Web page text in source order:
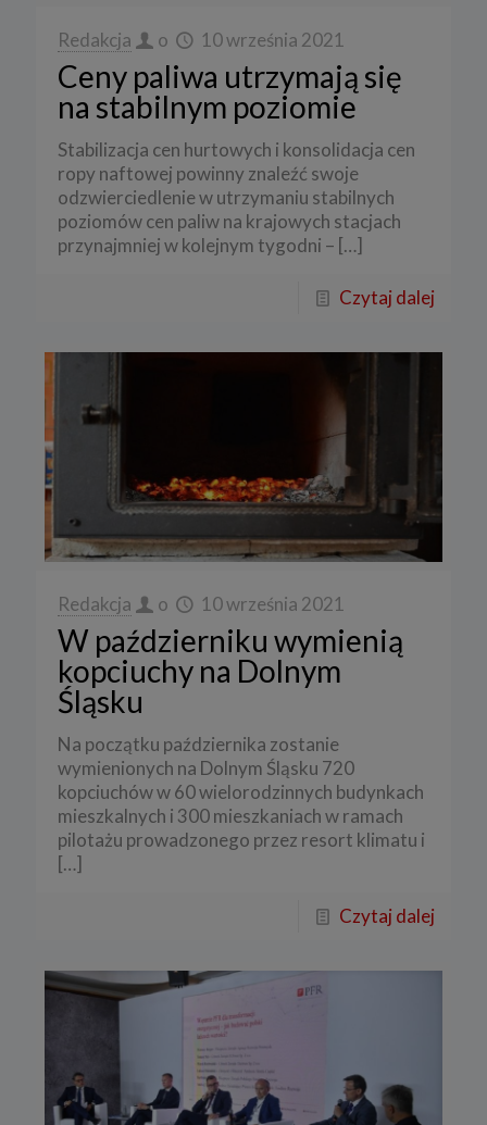
Redakcja o 10 września 2021
Ceny paliwa utrzymają się
na stabilnym poziomie
Stabilizacja cen hurtowych i konsolidacja cen
ropy naftowej powinny znaleźć swoje
odzwierciedlenie w utrzymaniu stabilnych
poziomów cen paliw na krajowych stacjach
przynajmniej w kolejnym tygodni – […]
Czytaj dalej
Redakcja o 10 września 2021
W październiku wymienią
kopciuchy na Dolnym
Śląsku
Na początku października zostanie
wymienionych na Dolnym Śląsku 720
kopciuchów w 60 wielorodzinnych budynkach
mieszkalnych i 300 mieszkaniach w ramach
pilotażu prowadzonego przez resort klimatu i
[…]
Czytaj dalej